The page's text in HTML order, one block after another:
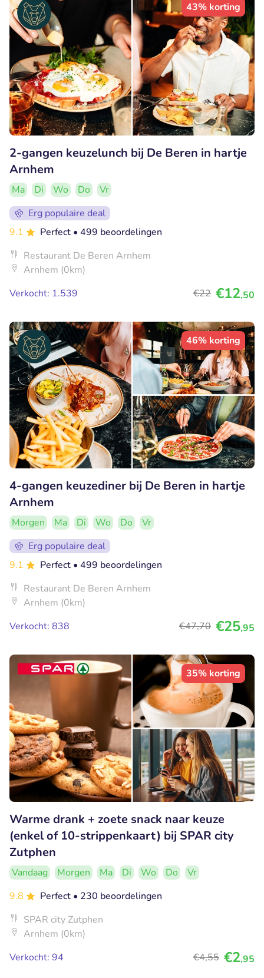
43% korting
2-gangen keuzelunch bij De Beren in hartje
Arnhem
Ma Di Wo Do
Vr
Erg populaire deal
9.1
Perfect • 499 beoordelingen
Restaurant De Beren Arnhem
Arnhem (0km)
Verkocht: 1.539
€22 €12,50
46% korting
4-gangen keuzediner bij De Beren in hartje
Arnhem
Morgen Ma Di Wo Do
Vr
Erg populaire deal
9.1
Perfect • 499 beoordelingen
Restaurant De Beren Arnhem
Arnhem (0km)
Verkocht: 838
€47,70 €25,95
35% korting
Warme drank + zoete snack naar keuze
(enkel of 10-strippenkaart) bij SPAR city
Zutphen
Vandaag Morgen Ma Di Wo Do
Vr
9.8
Perfect • 230 beoordelingen
SPAR city Zutphen
Arnhem (0km)
Verkocht: 94
€4,55 €2,95